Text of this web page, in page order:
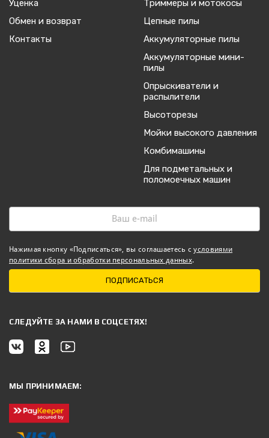
Уценка
Обмен и возврат
Контакты
Триммеры и мотокосы
Цепные пилы
Аккумуляторные пилы
Аккумуляторные мини-
пилы
Опрыскиватели и
распылители
Высоторезы
Мойки высокого давления
Комбимашины
Для подметальных и
поломоечных машин
Нажимая кнопку «Подписаться», вы соглашаетесь сусловиями
политики сбора и обработки персональных данных.
ПОДПИСАТЬСЯ
CЛЕДУЙТЕ ЗА НАМИ В СОЦСЕТЯХ!
МЫ ПРИНИМАЕМ: